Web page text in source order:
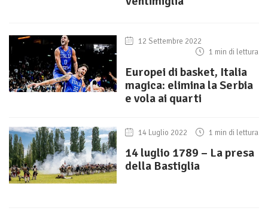
12 Settembre 2022
1 min di lettura
Europei di basket, Italia
magica: elimina la Serbia
e vola ai quarti
14 Luglio 2022 1 min di lettura
14 luglio 1789 – La presa
della Bastiglia